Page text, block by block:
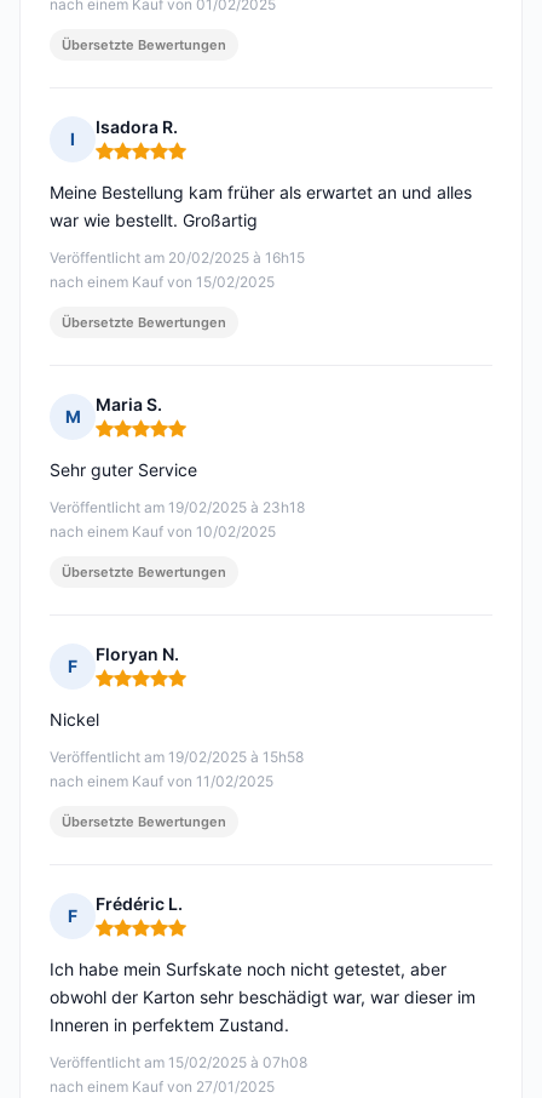
nach einem Kauf von 01/02/2025
Übersetzte Bewertungen
I
Isadora R.
Hinweis: 5 von 5
Veröffentlicht am 20/02/2025 à 16h15
nach einem Kauf von 15/02/2025
Meine Bestellung kam früher als erwartet an und alles
war wie bestellt. Großartig
Übersetzte Bewertungen
M
Maria S.
Hinweis: 5 von 5
Veröffentlicht am 19/02/2025 à 23h18
nach einem Kauf von 10/02/2025
Sehr guter Service
Übersetzte Bewertungen
F
Floryan N.
Hinweis: 5 von 5
Veröffentlicht am 19/02/2025 à 15h58
nach einem Kauf von 11/02/2025
Nickel
Übersetzte Bewertungen
F
Frédéric L.
Hinweis: 5 von 5
Veröffentlicht am 15/02/2025 à 07h08
nach einem Kauf von 27/01/2025
Ich habe mein Surfskate noch nicht getestet, aber
obwohl der Karton sehr beschädigt war, war dieser im
Inneren in perfektem Zustand.